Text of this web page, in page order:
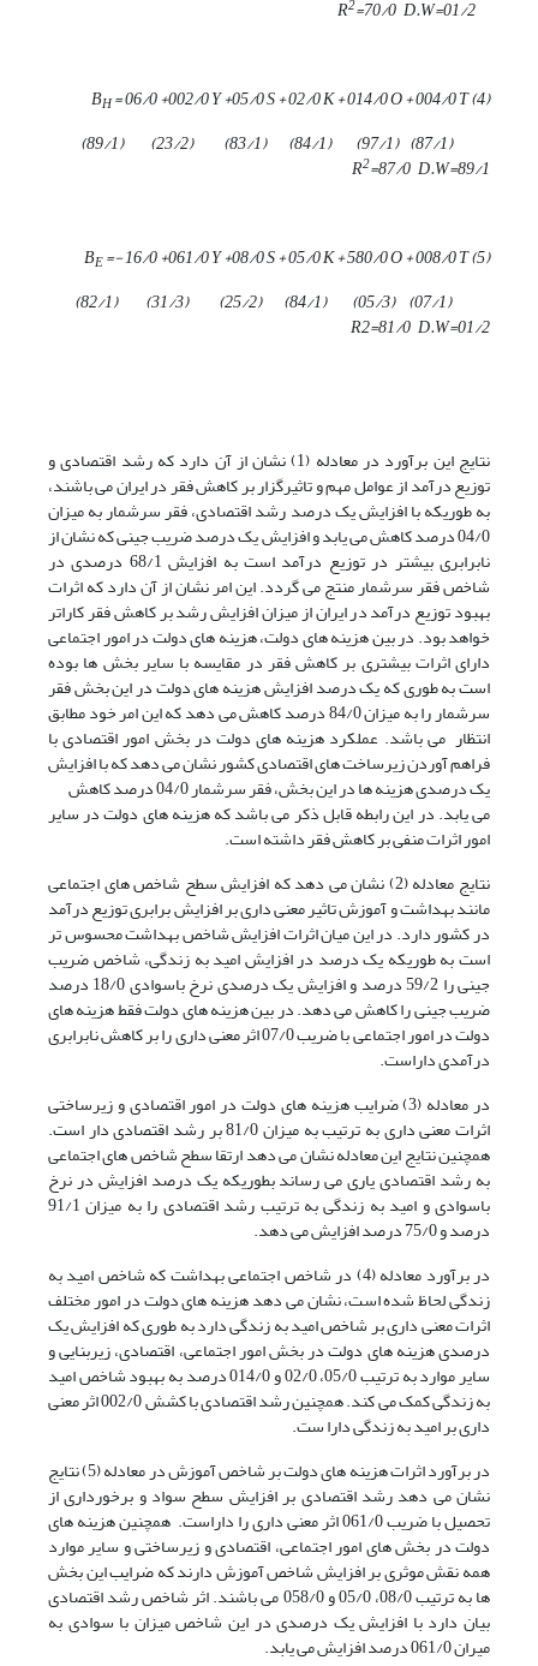
2=70/0 D.W=01/2
(
4
) B
H=06/0+002/0Y +05/0S +02/0K +014/0O +004/0T
(
87/1
)
(
97/1
) (
84/1
) (
83/1
) (
23/2
) (
89/1
)
R2=87/0 D.W=89/1
(
5
) B
E=-16/0+061/0Y +08/0S +05/0K +580/0O +008/0T
(
07/1
) (
05/3
) (
84/1
) (
25/2
) (
31/3
) (
82/1
)
R2=81/0 D.W=01/2
نتایج این برآورد در معادله (1) نشان از آن دارد که رشد اقتصادی و
توزیع درآمد از عوامل مهم و تاثیرگزار بر کاهش فقر در ایران می باشند،
به طوریکه با افزایش یک درصد رشد اقتصادی، فقر سرشمار به میزان
04/0 درصد کاهش می یابد و افزایش یک درصد ضریب جینی که نشان از
نابرابری بیشتر در توزیع درآمد است به افزایش 68/1 درصدی در
شاخص فقر سرشمار منتج می گردد. این امر نشان از آن دارد که اثرات
بهبود توزیع درآمد در ایران از میزان افزایش رشد بر کاهش فقر کاراتر
خواهد بود. در بین هزینه های دولت، هزینه های دولت در امور اجتماعی
دارای اثرات بیشتری بر کاهش فقر در مقایسه با سایر بخش ها بوده
است به طوری که یک درصد افزایش هزینه های دولت در این بخش فقر
سرشمار را به میزان 84/0 درصد کاهش می دهد که این امر خود مطابق
انتظار می باشد. عملکرد هزینه های دولت در بخش امور اقتصادی با
فراهم آوردن زیرساخت های اقتصادی کشور نشان می دهد که با افزایش
یک درصدی هزینه ها در این بخش، فقر سرشمار 04/0 درصد کاهش
می یابد. در این رابطه قابل ذکر می باشد که هزینه های دولت در سایر
امور اثرات منفی بر کاهش فقر داشته است.
نتایج معادله (2) نشان می دهد که افزایش سطح شاخص های اجتماعی
مانند بهداشت و آموزش تاثیر معنی داری بر افزایش برابری توزیع درآمد
در کشور دارد. در این میان اثرات افزایش شاخص بهداشت محسوس تر
است به طوریکه یک درصد در افزایش امید به زندگی، شاخص ضریب
جینی را 59/2 درصد و افزایش یک درصدی نرخ باسوادی 18/0 درصد
ضریب جینی را کاهش می دهد. در بین هزینه های دولت فقط هزینه های
دولت در امور اجتماعی با ضریب 07/0 اثر معنی داری را بر کاهش نابرابری
درآمدی داراست.
در معادله (3) ضرایب هزینه های دولت در امور اقتصادی و زیرساختی
اثرات معنی داری به ترتیب به میزان 81/0 بر رشد اقتصادی دار است.
همچنین نتایج این معادله نشان می دهد ارتقا سطح شاخص های اجتماعی
به رشد اقتصادی یاری می رساند بطوریکه یک درصد افزایش در نرخ
باسوادی و امید به زندگی به ترتیب رشد اقتصادی را به میزان 91/1
درصد و 75/0 درصد افزایش می دهد.
در برآورد معادله (4) در شاخص اجتماعی بهداشت که شاخص امید به
زندگی لحاظ شده است، نشان می دهد هزینه های دولت در امور مختلف
اثرات معنی داری بر شاخص امید به زندگی دارد به طوری که افزایش یک
درصدی هزینه های دولت در بخش امور اجتماعی، اقتصادی، زیربنایی و
سایر موارد به ترتیب 05/0، 02/0 و 014/0 درصد به بهبود شاخص امید
به زندگی کمک می کند. همچنین رشد اقتصادی با کشش 002/0 اثر معنی
داری بر امید به زندگی دارا ست.
در برآورد اثرات هزینه های دولت بر شاخص آموزش در معادله (5) نتایج
نشان می دهد رشد اقتصادی بر افزایش سطح سواد و برخورداری از
تحصیل با ضریب 061/0 اثر معنی داری را داراست. همچنین هزینه های
دولت در بخش های امور اجتماعی، اقتصادی و زیرساختی و سایر موارد
همه نقش موثری بر افزایش شاخص آموزش دارند که ضرایب این بخش
ها به ترتیب 08/0، 05/0 و 058/0 می باشند. اثر شاخص رشد اقتصادی
بیان دارد با افزایش یک درصدی در این شاخص میزان با سوادی به
میران 061/0 درصد افزایش می یابد.